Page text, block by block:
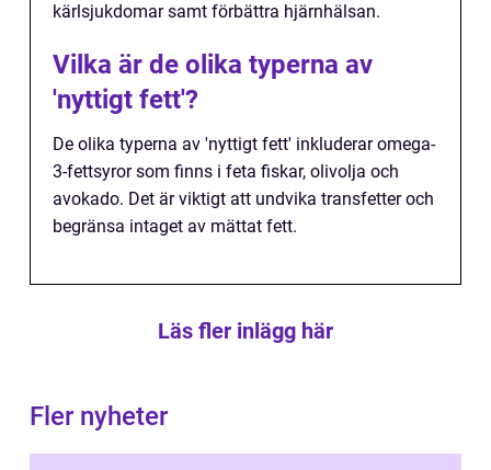
kärlsjukdomar samt förbättra hjärnhälsan.
Vilka är de olika typerna av
'nyttigt fett'?
De olika typerna av 'nyttigt fett' inkluderar omega-
3-fettsyror som finns i feta fiskar, olivolja och
avokado. Det är viktigt att undvika transfetter och
begränsa intaget av mättat fett.
Läs fler inlägg här
Fler nyheter